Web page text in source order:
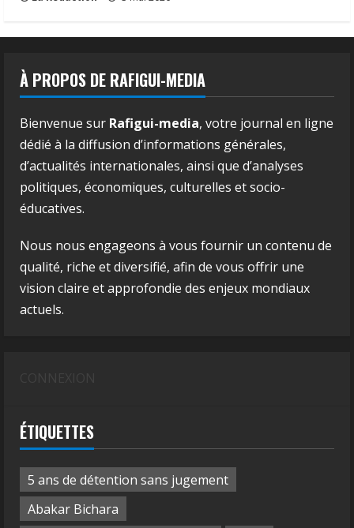
À PROPOS DE RAFIGUI-MEDIA
Bienvenue sur Rafigui-media, votre journal en ligne
dédié à la diffusion d’informations générales,
d’actualités internationales, ainsi que d’analyses
politiques, économiques, culturelles et socio-
éducatives.
Nous nous engageons à vous fournir un contenu de
qualité, riche et diversifié, afin de vous offrir une
vision claire et approfondie des enjeux mondiaux
actuels.
ÉTIQUETTES
5 ans de détention sans jugement
Abakar Bichara